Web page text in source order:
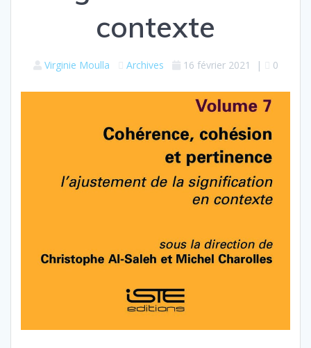
contexte
Virginie Moulla Archives 16 février 2021 | 0